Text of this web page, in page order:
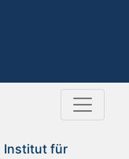
Institut für